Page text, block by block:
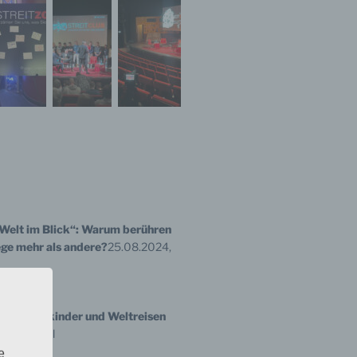
im Blick“: Warum berühren
mehr als andere?25.08.2024,
Enkelkinder und Weltreisen